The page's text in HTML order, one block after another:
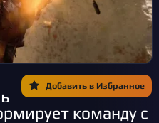
Добавить в Избранное
команду с